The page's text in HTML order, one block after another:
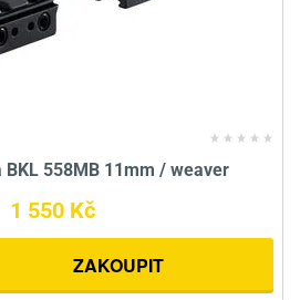
558MB 11mm / weaver
1 550 Kč
ZAKOUPIT